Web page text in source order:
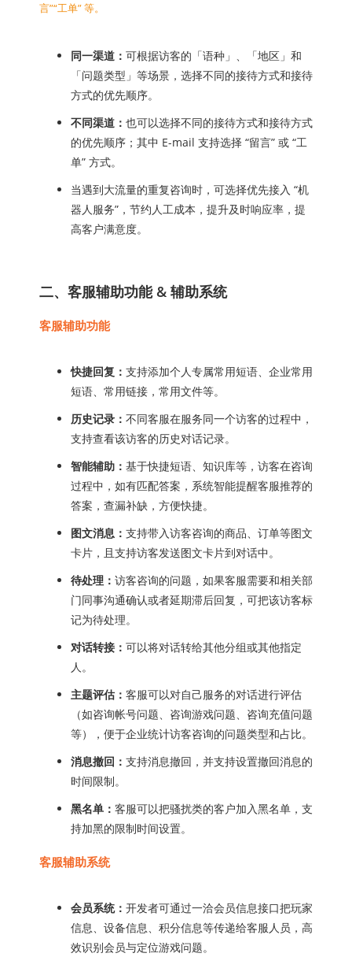
言”“工单” 等。
同一渠道： 可根据访客的「语种」、「地区」和
「问题类型」等场景，选择不同的接待方式和接待
方式的优先顺序。
不同渠道： 也可以选择不同的接待方式和接待方式
的优先顺序；其中 E-mail 支持选择 “留言” 或 “工
单” 方式。
当遇到大流量的重复咨询时，可选择优先接入 “机
器人服务”，节约人工成本，提升及时响应率，提
高客户满意度。
二、客服辅助功能 & 辅助系统
客服辅助功能
快捷回复： 支持添加个人专属常用短语、企业常用
短语、常用链接，常用文件等。
历史记录： 不同客服在服务同一个访客的过程中，
支持查看该访客的历史对话记录。
智能辅助： 基于快捷短语、知识库等，访客在咨询
过程中，如有匹配答案，系统智能提醒客服推荐的
答案，查漏补缺，方便快捷。
图文消息： 支持带入访客咨询的商品、订单等图文
卡片，且支持访客发送图文卡片到对话中。
待处理： 访客咨询的问题，如果客服需要和相关部
门同事沟通确认或者延期滞后回复，可把该访客标
记为待处理。
对话转接： 可以将对话转给其他分组或其他指定
人。
主题评估： 客服可以对自己服务的对话进行评估
（如咨询帐号问题、咨询游戏问题、咨询充值问题
等），便于企业统计访客咨询的问题类型和占比。
消息撤回： 支持消息撤回，并支持设置撤回消息的
时间限制。
黑名单： 客服可以把骚扰类的客户加入黑名单，支
持加黑的限制时间设置。
客服辅助系统
会员系统： 开发者可通过一洽会员信息接口把玩家
信息、设备信息、积分信息等传递给客服人员，高
效识别会员与定位游戏问题。